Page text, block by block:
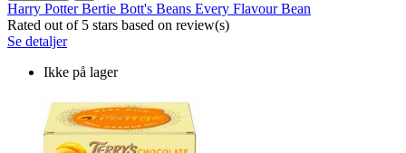
Harry Potter Bertie Bott's Beans Every Flavour Bean
Rated out of 5 stars based on review(s)
Se detaljer
Ikke på lager